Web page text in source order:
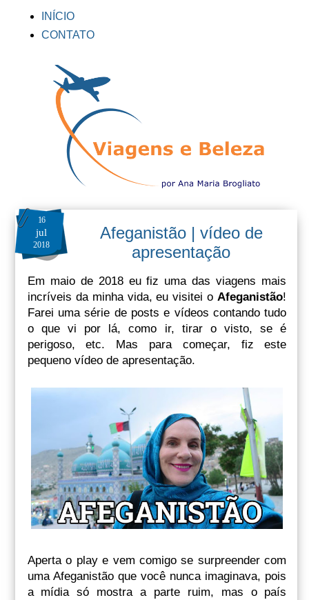
INÍCIO
CONTATO
16
jul
2018
Afeganistão | vídeo de
apresentação
Em maio de 2018 eu fiz uma das viagens mais
incríveis da minha vida, eu visitei o Afeganistão!
Farei uma série de posts e vídeos contando tudo
o que vi por lá, como ir, tirar o visto, se é
perigoso, etc. Mas para começar, fiz este
pequeno vídeo de apresentação.
Aperta o play e vem comigo se surpreender com
uma Afeganistão que você nunca imaginava, pois
a mídia só mostra a parte ruim, mas o país